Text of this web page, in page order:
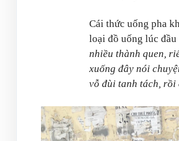
Cái thức uống pha
loại đồ uống lúc đầu
nhiều thành quen,
xuống đây nói
vỗ đùi tanh tách,